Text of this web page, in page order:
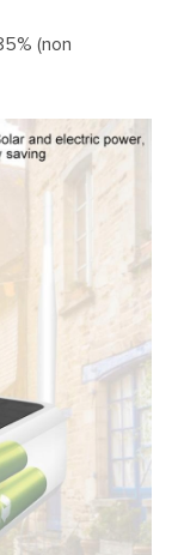
(non